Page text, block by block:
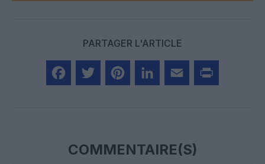
PARTAGER L'ARTICLE
COMMENTAIRE(S)